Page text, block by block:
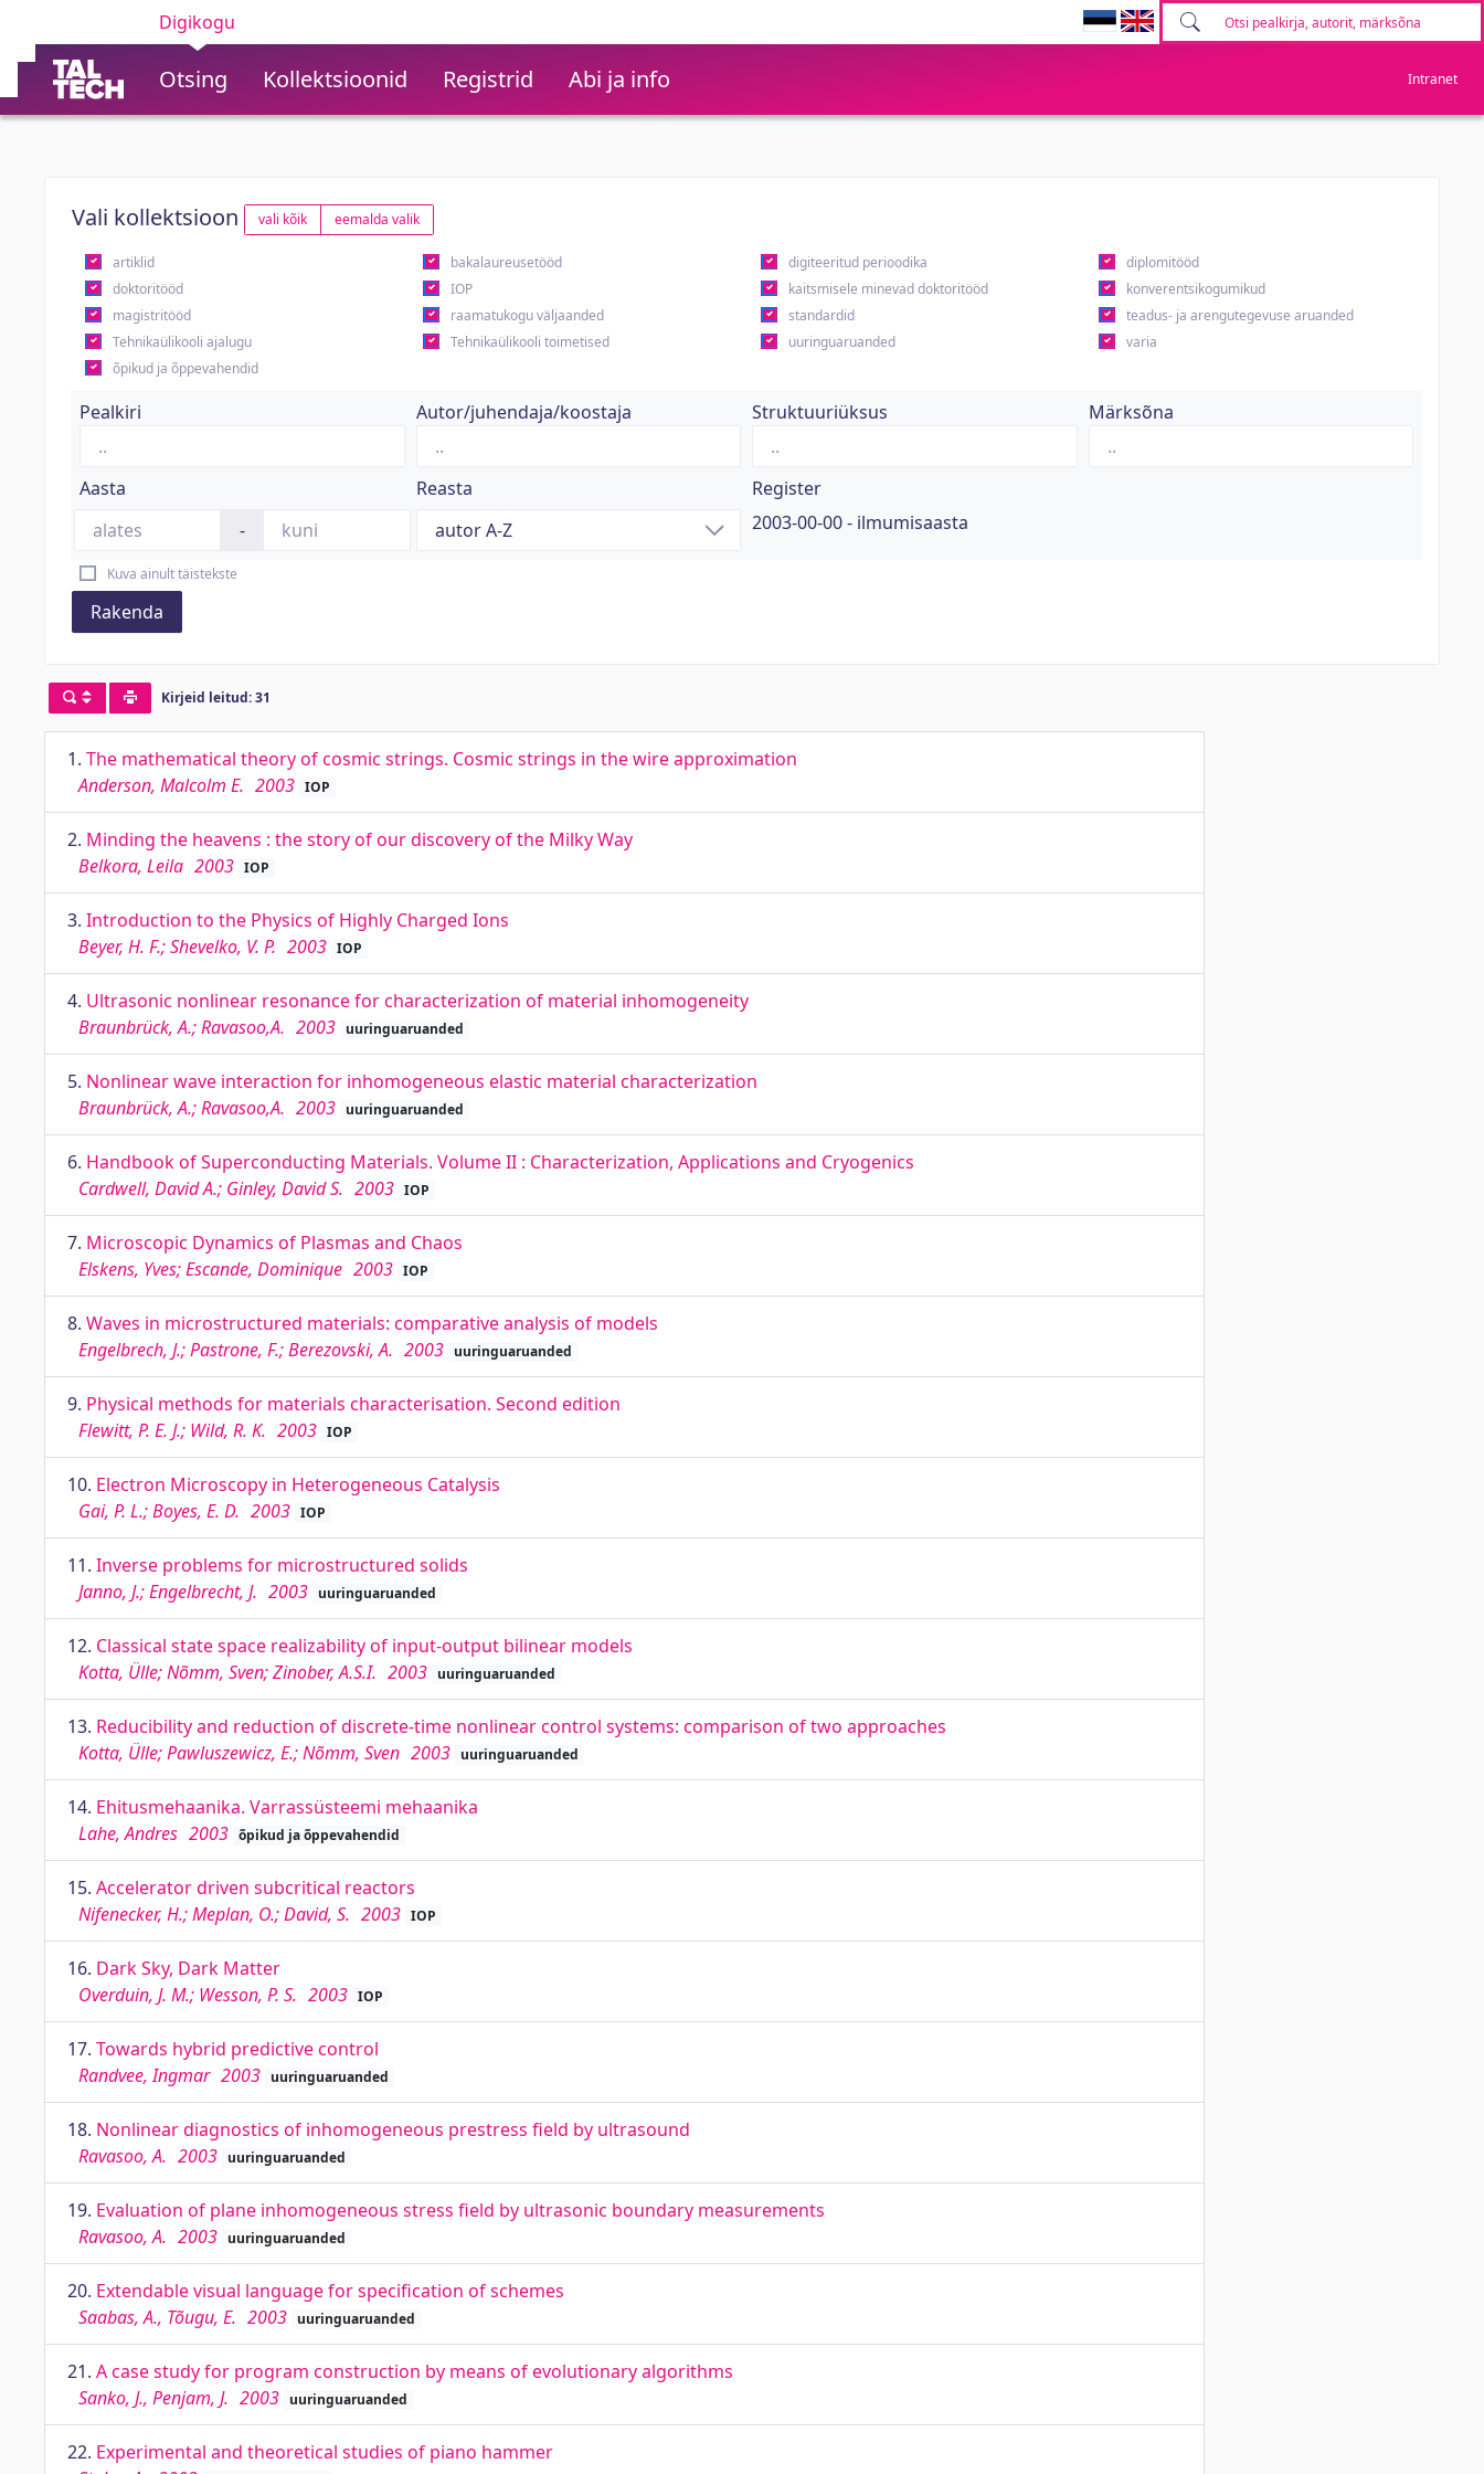
Digikogu
Otsing Kollektsioonid Registrid Abi ja info Intranet
Vali kollektsioon vali kõik eemalda valik
artiklid bakalaureusetööd digiteeritud perioodika
diplomitööd
doktoritööd
IOP kaitsmisele minevad doktoritööd
konverentsikogumikud
magistritööd
raamatukogu väljaanded standardid
teadus- ja arengutegevuse aruanded
Tehnikaülikooli ajalugu
Tehnikaülikooli toimetised uuringuaruanded
varia
õpikud ja õppevahendid
Pealkiri Autor/juhendaja/koostaja Struktuuriüksus Märksõna
Aasta
-
Reasta
Register
2003-00-00 - ilmumisaasta
Kuva ainult täistekste
Rakenda
Kirjeid leitud: 31
1. The mathematical theory of cosmic strings. Cosmic strings in the wire approximation
Anderson, Malcolm E. 2003 IOP
2. Minding the heavens : the story of our discovery of the Milky Way
Belkora, Leila 2003 IOP
3. Introduction to the Physics of Highly Charged Ions
Beyer, H. F.; Shevelko, V. P. 2003 IOP
4. Ultrasonic nonlinear resonance for characterization of material inhomogeneity
Braunbrück, A.; Ravasoo,A. 2003 uuringuaruanded
5. Nonlinear wave interaction for inhomogeneous elastic material characterization
Braunbrück, A.; Ravasoo,A. 2003 uuringuaruanded
6. Handbook of Superconducting Materials. Volume II : Characterization, Applications and Cryogenics
Cardwell, David A.; Ginley, David S. 2003 IOP
7. Microscopic Dynamics of Plasmas and Chaos
Elskens, Yves; Escande, Dominique 2003 IOP
8. Waves in microstructured materials: comparative analysis of models
Engelbrech, J.; Pastrone, F.; Berezovski, A. 2003 uuringuaruanded
9. Physical methods for materials characterisation. Second edition
Flewitt, P. E. J.; Wild, R. K. 2003 IOP
10. Electron Microscopy in Heterogeneous Catalysis
Gai, P. L.; Boyes, E. D. 2003 IOP
11. Inverse problems for microstructured solids
Janno, J.; Engelbrecht, J. 2003 uuringuaruanded
12. Classical state space realizability of input-output bilinear models
Kotta, Ülle; Nõmm, Sven; Zinober, A.S.I. 2003 uuringuaruanded
13. Reducibility and reduction of discrete-time nonlinear control systems: comparison of two approaches
Kotta, Ülle; Pawluszewicz, E.; Nõmm, Sven 2003 uuringuaruanded
14. Ehitusmehaanika. Varrassüsteemi mehaanika
Lahe, Andres 2003 õpikud ja õppevahendid
15. Accelerator driven subcritical reactors
Nifenecker, H.; Meplan, O.; David, S. 2003 IOP
16. Dark Sky, Dark Matter
Overduin, J. M.; Wesson, P. S. 2003 IOP
17. Towards hybrid predictive control
Randvee, Ingmar 2003 uuringuaruanded
18. Nonlinear diagnostics of inhomogeneous prestress field by ultrasound
Ravasoo, A. 2003 uuringuaruanded
19. Evaluation of plane inhomogeneous stress field by ultrasonic boundary measurements
Ravasoo, A. 2003 uuringuaruanded
20. Extendable visual language for specification of schemes
Saabas, A., Tõugu, E. 2003 uuringuaruanded
21. A case study for program construction by means of evolutionary algorithms
Sanko, J., Penjam, J. 2003 uuringuaruanded
22. Experimental and theoretical studies of piano hammer